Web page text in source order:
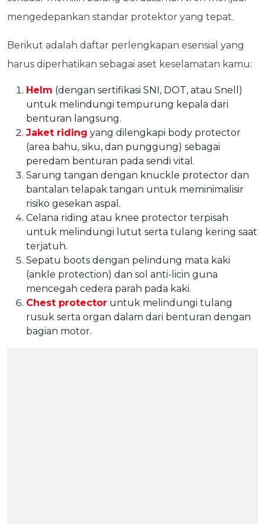
mengedepankan standar protektor yang tepat.
Berikut adalah daftar perlengkapan esensial yang
harus diperhatikan sebagai aset keselamatan kamu:
Helm (dengan sertifikasi SNI, DOT, atau Snell)
untuk melindungi tempurung kepala dari
benturan langsung.
Jaket riding yang dilengkapi body protector
(area bahu, siku, dan punggung) sebagai
peredam benturan pada sendi vital.
Sarung tangan dengan knuckle protector dan
bantalan telapak tangan untuk meminimalisir
risiko gesekan aspal.
Celana riding atau knee protector terpisah
untuk melindungi lutut serta tulang kering saat
terjatuh.
Sepatu boots dengan pelindung mata kaki
(ankle protection) dan sol anti-licin guna
mencegah cedera parah pada kaki.
Chest protector untuk melindungi tulang
rusuk serta organ dalam dari benturan dengan
bagian motor.